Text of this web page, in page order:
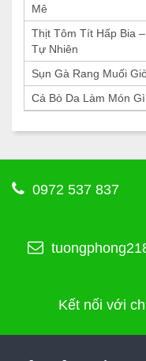
Mê
Thịt Tôm Tít Hấp Bia
Tự Nhiên
Sụn Gà Rang Muối
Cá Bò Da Làm Món
0972 537 837
Kết nối với